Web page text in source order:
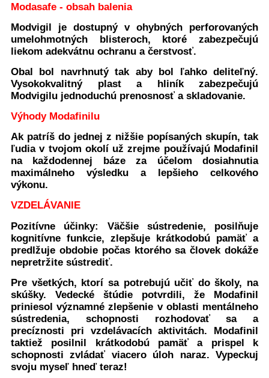
Modasafe - obsah balenia
Modvigil je dostupný v ohybných perforovaných
umelohmotných blisteroch, ktoré zabezpečujú
liekom adekvátnu ochranu a čerstvosť.
Obal bol navrhnutý tak aby bol ľahko deliteľný.
Vysokokvalitný plast a hliník zabezpečujú
Modvigilu jednoduchú prenosnosť a skladovanie.
Výhody Modafinilu
Ak patríš do jednej z nižšie popísaných skupín, tak
ľudia v tvojom okolí už zrejme používajú Modafinil
na každodennej báze za účelom dosiahnutia
maximálneho výsledku a lepšieho celkového
výkonu.
VZDELÁVANIE
Pozitívne účinky: Väčšie sústredenie, posilňuje
kognitívne funkcie, zlepšuje krátkodobú pamäť a
predlžuje obdobie počas ktorého sa človek dokáže
nepretržite sústrediť.
Pre všetkých, ktorí sa potrebujú učiť do školy, na
skúšky. Vedecké štúdie potvrdili, že Modafinil
priniesol významné zlepšenie v oblasti mentálneho
sústredenia, schopnosti rozhodovať sa a
precíznosti pri vzdelávacích aktivitách. Modafinil
taktiež posilnil krátkodobú pamäť a prispel k
schopnosti zvládať viacero úloh naraz. Vypeckuj
svoju myseľ hneď teraz!